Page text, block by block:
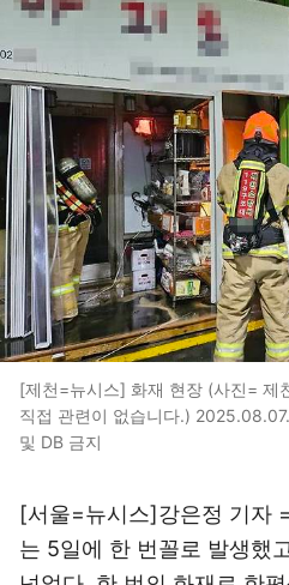
[제천=뉴시스] 화재 현장 (사진= 제
직접 관련이 없습니다.)
및 DB 금지
[서울=뉴시스]강은정 기자
는 5일에 한 번꼴로 발생했